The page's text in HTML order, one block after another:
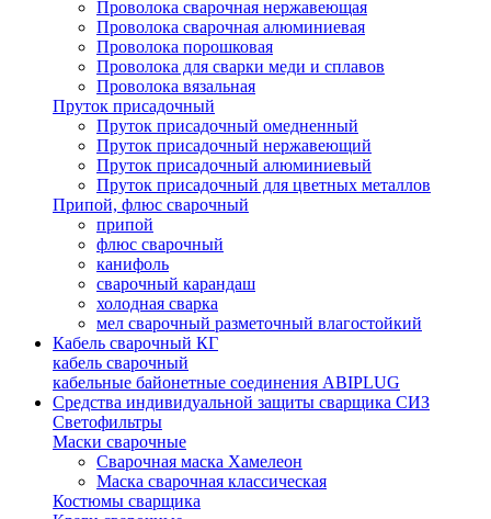
Проволока сварочная нержавеющая
Проволока сварочная алюминиевая
Проволока порошковая
Проволока для сварки меди и сплавов
Проволока вязальная
Пруток присадочный
Пруток присадочный омедненный
Пруток присадочный нержавеющий
Пруток присадочный алюминиевый
Пруток присадочный для цветных металлов
Припой, флюс сварочный
припой
флюс сварочный
канифоль
сварочный карандаш
холодная сварка
мел сварочный разметочный влагостойкий
Кабель сварочный КГ
кабель сварочный
кабельные байонетные соединения ABIPLUG
Средства индивидуальной защиты сварщика СИЗ
Светофильтры
Маски сварочные
Сварочная маска Хамелеон
Маска сварочная классическая
Костюмы сварщика